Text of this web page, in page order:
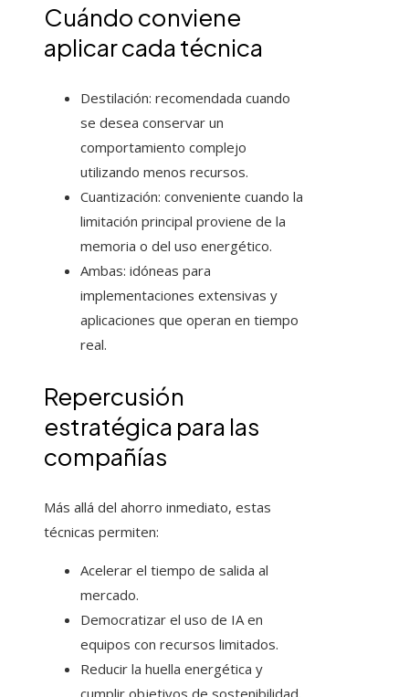
Cuándo conviene
aplicar cada técnica
Destilación: recomendada cuando
se desea conservar un
comportamiento complejo
utilizando menos recursos.
Cuantización: conveniente cuando la
limitación principal proviene de la
memoria o del uso energético.
Ambas: idóneas para
implementaciones extensivas y
aplicaciones que operan en tiempo
real.
Repercusión
estratégica para las
compañías
Más allá del ahorro inmediato, estas
técnicas permiten:
Acelerar el tiempo de salida al
mercado.
Democratizar el uso de IA en
equipos con recursos limitados.
Reducir la huella energética y